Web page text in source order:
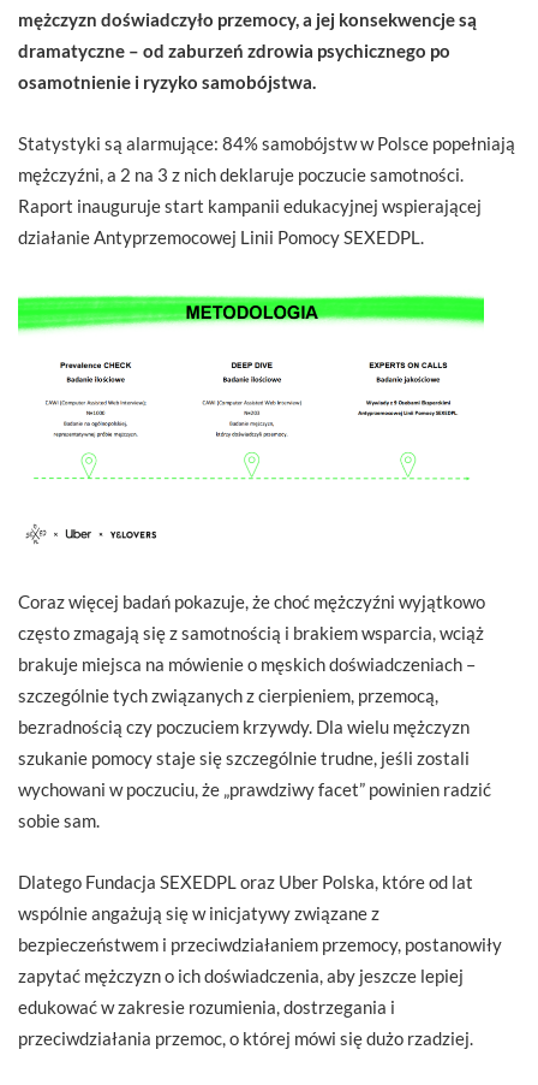
mężczyzn doświadczyło przemocy, a jej konsekwencje są
dramatyczne – od zaburzeń zdrowia psychicznego po
osamotnienie i ryzyko samobójstwa.
Statystyki są alarmujące: 84% samobójstw w Polsce popełniają
mężczyźni, a 2 na 3 z nich deklaruje poczucie samotności.
Raport inauguruje start kampanii edukacyjnej wspierającej
działanie Antyprzemocowej Linii Pomocy SEXEDPL.
Coraz więcej badań pokazuje, że choć mężczyźni wyjątkowo
często zmagają się z samotnością i brakiem wsparcia, wciąż
brakuje miejsca na mówienie o męskich doświadczeniach –
szczególnie tych związanych z cierpieniem, przemocą,
bezradnością czy poczuciem krzywdy. Dla wielu mężczyzn
szukanie pomocy staje się szczególnie trudne, jeśli zostali
wychowani w poczuciu, że „prawdziwy facet” powinien radzić
sobie sam.
Dlatego Fundacja SEXEDPL oraz Uber Polska, które od lat
wspólnie angażują się w inicjatywy związane z
bezpieczeństwem i przeciwdziałaniem przemocy, postanowiły
zapytać mężczyzn o ich doświadczenia, aby jeszcze lepiej
edukować w zakresie rozumienia, dostrzegania i
przeciwdziałania przemoc, o której mówi się dużo rzadziej.